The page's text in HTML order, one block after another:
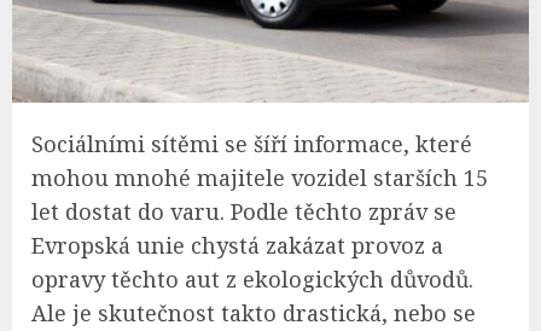
Sociálními sítěmi se šíří informace, které
mohou mnohé majitele vozidel starších 15
let dostat do varu. Podle těchto zpráv se
Evropská unie chystá zakázat provoz a
opravy těchto aut z ekologických důvodů.
Ale je skutečnost takto drastická, nebo se